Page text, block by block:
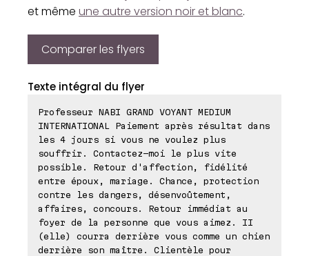
et même une autre version noir et blanc.
Comparer les flyers
Texte intégral du flyer
Professeur NABI GRAND VOYANT MEDIUM
INTERNATIONAL Paiement après résultat dans
les 4 jours si vous ne voulez plus
souffrir. Contactez-moi le plus vite
possible. Retour d'affection, fidélité
entre époux, mariage. Chance, protection
contre les dangers, désenvoûtement,
affaires, concours. Retour immédiat au
foyer de la personne que vous aimez. II
(elle) courra derrière vous comme un chien
derrière son maître. Clientèle pour